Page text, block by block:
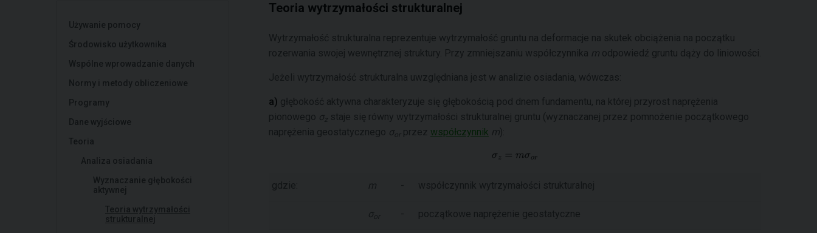
Używanie pomocy
Środowisko użytkownika
Wspólne wprowadzanie danych
Normy i metody obliczeniowe
Programy
Dane wyjściowe
Teoria
Analiza osiadania
Wyznaczanie głębokości
aktywnej
Teoria wytrzymałości
strukturalnej
Teoria wytrzymałości strukturalnej
Wytrzymałość strukturalna reprezentuje wytrzymałość gruntu na deformacje na skutek obciążenia na początku
rozerwania swojej wewnętrznej struktury. Przy zmniejszaniu współczynnika m odpowiedź gruntu dąży do liniowości.
Jeżeli wytrzymałość strukturalna uwzględniana jest w analizie osiadania, wówczas:
a) głębokość aktywna charakteryzuje się głębokością pod dnem fundamentu, na której przyrost naprężenia
pionowego σz staje się równy wytrzymałości strukturalnej gruntu (wyznaczanej przez pomnożenie początkowego
naprężenia geostatycznego σ or przez współczynnik m):
gdzie: m - współczynnik wytrzymałości strukturalnej
σ or - początkowe naprężenie geostatyczne